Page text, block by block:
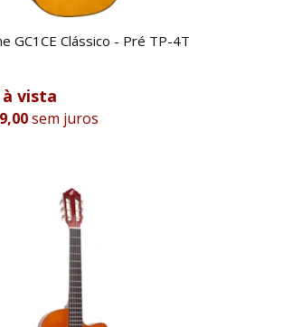
GC1CE Clássico - Pré TP-4T
sem juros